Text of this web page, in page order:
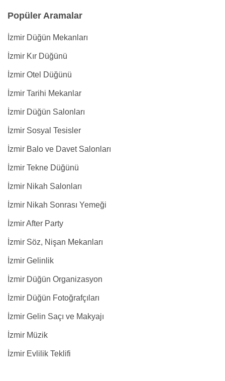
Popüler Aramalar
İzmir Düğün Mekanları
İzmir Kır Düğünü
İzmir Otel Düğünü
İzmir Tarihi Mekanlar
İzmir Düğün Salonları
İzmir Sosyal Tesisler
İzmir Balo ve Davet Salonları
İzmir Tekne Düğünü
İzmir Nikah Salonları
İzmir Nikah Sonrası Yemeği
İzmir After Party
İzmir Söz, Nişan Mekanları
İzmir Gelinlik
İzmir Düğün Organizasyon
İzmir Düğün Fotoğrafçıları
İzmir Gelin Saçı ve Makyajı
İzmir Müzik
İzmir Evlilik Teklifi